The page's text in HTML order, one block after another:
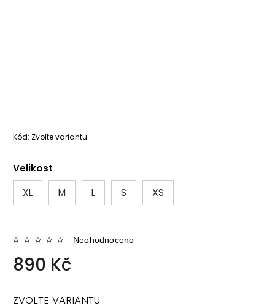
Kód: Zvolte variantu
Velikost
XL
M L S XS
Neohodnoceno
890 Kč
ZVOLTE VARIANTU